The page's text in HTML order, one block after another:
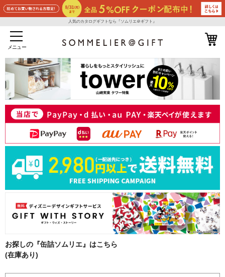
人気のカタログギフトなら『ソムリエ＠ギフト』
メニュー
お探しの『缶詰ソムリエ』はこちら
(在庫あり)